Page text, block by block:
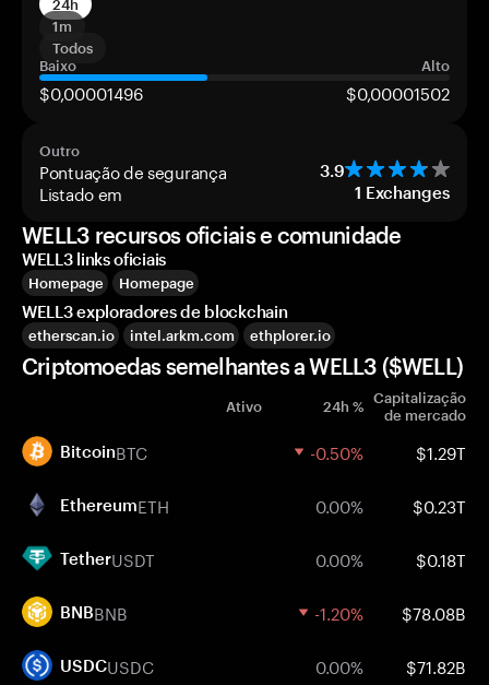
24h
1m
Todos
Baixo
Alto
$0,00001496 $0,00001502
Outro
Pontuação de segurança 3.9
Listado em 1 Exchanges
WELL3 recursos oficiais e comunidade
WELL3 links oficiais
Homepage Homepage
WELL3 exploradores de blockchain
etherscan.io intel.arkm.com ethplorer.io
Criptomoedas semelhantes a WELL3 ($WELL)
Ativo 24h % Capitalização
de mercado
BitcoinBTC -0.50% $1.29T
EthereumETH 0.00% $0.23T
TetherUSDT 0.00% $0.18T
BNBBNB -1.20% $78.08B
USDCUSDC 0.00% $71.82B